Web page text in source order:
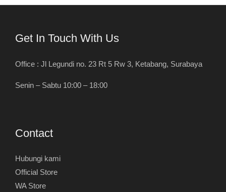
Get In Touch With Us
Office : Jl Legundi no. 23 Rt 5 Rw 3, Ketabang, Surabaya
Senin – Sabtu 10:00 – 18:00
Contact
Hubungi kami
Official Store
WA Store